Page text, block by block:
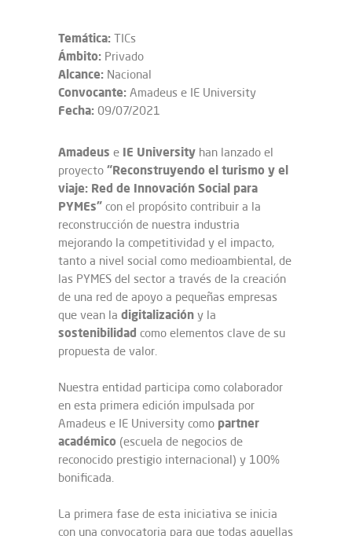
Temática: TICs
Ámbito: Privado
Alcance: Nacional
Convocante: Amadeus e IE University
Fecha: 09/07/2021
Amadeus e IE University han lanzado el
proyecto “Reconstruyendo el turismo y el
viaje: Red de Innovación Social para
PYMEs” con el propósito contribuir a la
reconstrucción de nuestra industria
mejorando la competitividad y el impacto,
tanto a nivel social como medioambiental, de
las PYMES del sector a través de la creación
de una red de apoyo a pequeñas empresas
que vean la digitalización y la
sostenibilidad como elementos clave de su
propuesta de valor.
Nuestra entidad participa como colaborador
en esta primera edición impulsada por
Amadeus e IE University como partner
académico (escuela de negocios de
reconocido prestigio internacional) y 100%
bonificada.
La primera fase de esta iniciativa se inicia
con una convocatoria para que todas aquellas